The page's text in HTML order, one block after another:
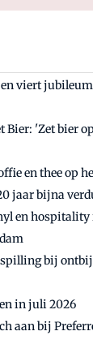
viert
Bier: 'Zet bier
en thee op
jaar bijna
en
bij
in juli 2026
aan bij